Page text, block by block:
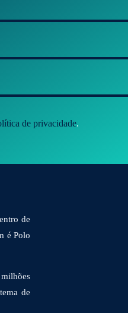
de privacidade.
de
é Polo
de